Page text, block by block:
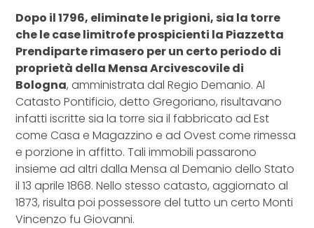
Dopo il 1796, eliminate le prigioni, sia la torre
che le case limitrofe prospicienti la Piazzetta
Prendiparterimasero per un certo periodo di
proprietà della Mensa Arcivescovile di
Bologna, amministrata dal Regio Demanio. Al
Catasto Pontificio, detto Gregoriano, risultavano
infatti iscritte sia la torre sia il fabbricato ad Est
come Casa e Magazzino e ad Ovest come rimessa
e porzione in affitto. Tali immobili passarono
insieme ad altri dalla Mensa al Demanio dello Stato
il 13 aprile 1868. Nello stesso catasto, aggiornato al
1873, risulta poi possessore del tutto un certo Monti
Vincenzo fu Giovanni.